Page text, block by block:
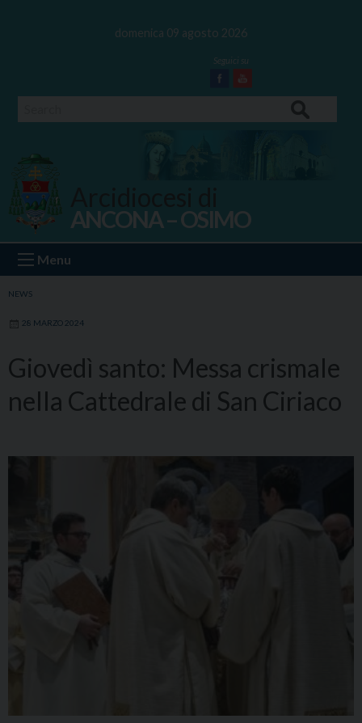
domenica 09 agosto 2026
Facebook
Youtube
Ancona Osimo
ANCONA – OSIMO
Menu
NEWS
28 MARZO 2024
Giovedì santo: Messa crismale
nella Cattedrale di San Ciriaco